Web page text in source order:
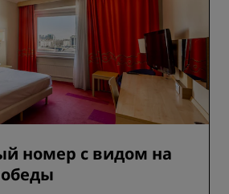
номер с видом на